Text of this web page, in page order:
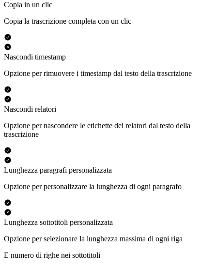
Copia in un clic
Copia la trascrizione completa con un clic
Nascondi timestamp
Opzione per rimuovere i timestamp dal testo della trascrizione
Nascondi relatori
Opzione per nascondere le etichette dei relatori dal testo della
trascrizione
Lunghezza paragrafi personalizzata
Opzione per personalizzare la lunghezza di ogni paragrafo
Lunghezza sottotitoli personalizzata
Opzione per selezionare la lunghezza massima di ogni riga
E numero di righe nei sottotitoli